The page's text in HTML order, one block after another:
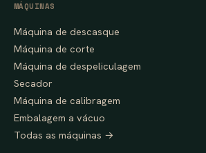
MÁQUINAS
Máquina de descasque
Máquina de corte
Máquina de despeliculagem
Secador
Máquina de calibragem
Embalagem a vácuo
Todas as máquinas →